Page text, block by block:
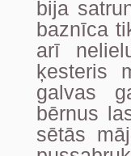
bija
baznīca
arī
ķesteris
galvas
bērnus
sētās